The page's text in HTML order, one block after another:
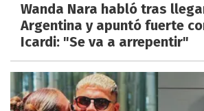
Wanda Nara habló tras
Argentina y apuntó fuerte
Icardi: "Se va a arrepentir"